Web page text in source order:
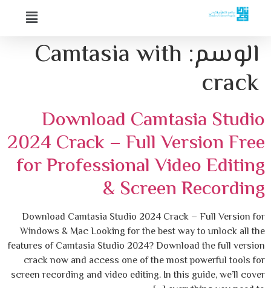
الوسم: Camtasia with
crack
Download Camtasia Studio
2024 Crack – Full Version Free
for Professional Video Editing
& Screen Recording
Download Camtasia Studio 2024 Crack – Full Version for
Windows & Mac Looking for the best way to unlock all the
features of Camtasia Studio 2024? Download the full version
crack now and access one of the most powerful tools for
screen recording and video editing. In this guide, we’ll cover